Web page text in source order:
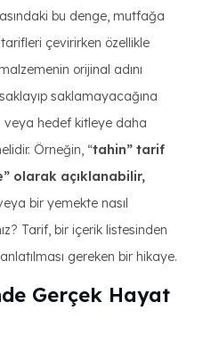
bu denge, mutfağa
çevirirken özellikle
orijinal adını
saklamayacağına
veya hedef kitleye daha
Örneğin, “tahin” tarif
olarak açıklanabilir,
bir yemekte nasıl
Tarif, bir içerik listesinden
gereken bir hikaye.
Gerçek Hayat